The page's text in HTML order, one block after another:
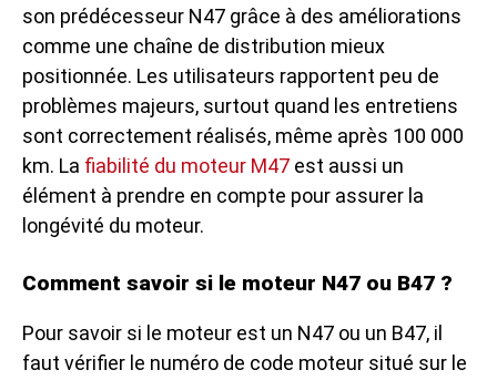
son prédécesseur N47 grâce à des améliorations
comme une chaîne de distribution mieux
positionnée. Les utilisateurs rapportent peu de
problèmes majeurs, surtout quand les entretiens
sont correctement réalisés, même après 100 000
km. La fiabilité du moteur M47 est aussi un
élément à prendre en compte pour assurer la
longévité du moteur.
Comment savoir si le moteur N47 ou B47 ?
Pour savoir si le moteur est un N47 ou un B47, il
faut vérifier le numéro de code moteur situé sur le